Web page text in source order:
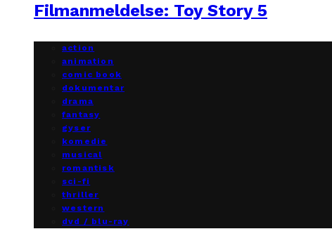
Filmanmeldelse: Toy Story 5
action
animation
comic book
dokumentar
drama
fantasy
gyser
komedie
musical
romantisk
sci-fi
thriller
western
dvd / blu-ray